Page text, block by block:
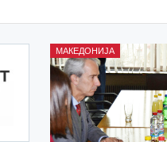
МАКЕДОНИЈА